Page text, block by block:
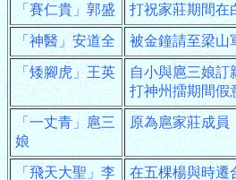
「賽仁貴」郭盛 打祝家莊期間在
「神醫」安道全 被金鐘請至梁山
「矮腳虎」王英
自小與扈三娘
打神州擂期間假
「一丈青」扈三
娘
原為扈家莊成員
「飛天大聖」李
在五棵楊與時遷